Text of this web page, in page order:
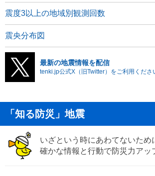
震度3以上の地域別観測回数
震央分布図
最新の地震情報を配信
tenki.jp公式X（旧Twitter）をご利用くださ
「知る防災」地震
いざという時にあわてないため
確かな情報と行動で防災力アッ